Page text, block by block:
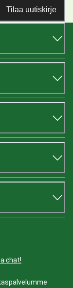
Tilaa uutiskirje
chat!